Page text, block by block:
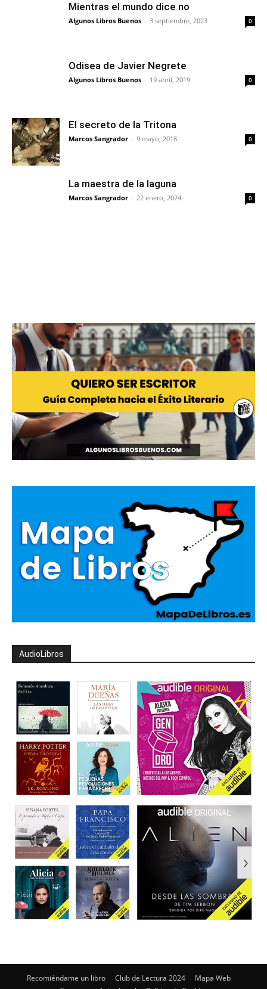
Mientras el mundo dice no
Algunos Libros Buenos - 3 septiembre, 2023 0
Odisea de Javier Negrete
Algunos Libros Buenos - 19 abril, 2019 0
El secreto de la Tritona
Marcos Sangrador - 9 mayo, 2018 0
La maestra de la laguna
Marcos Sangrador - 22 enero, 2024 0
AudioLibros
Recomiéndame un libro Club de Lectura 2024
Mapa Web